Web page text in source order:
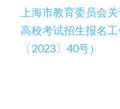
上海市教育委员会
高校考试招生报名
〔2023〕40号）